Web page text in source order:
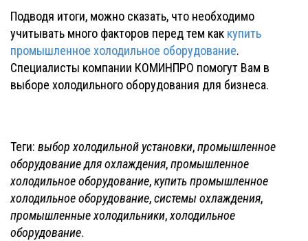
Подводя итоги, можно сказать, что необходимо
учитывать много факторов перед тем как купить
промышленное холодильное оборудование.
Специалисты компании КОМИНПРО помогут Вам в
выборе холодильного оборудования для бизнеса.
Теги: выбор холодильной установки,промышленное
оборудование для охлаждения,промышленное
холодильное оборудование,купить промышленное
холодильное оборудование,системы охлаждения,
промышленные холодильники,холодильное
оборудование.